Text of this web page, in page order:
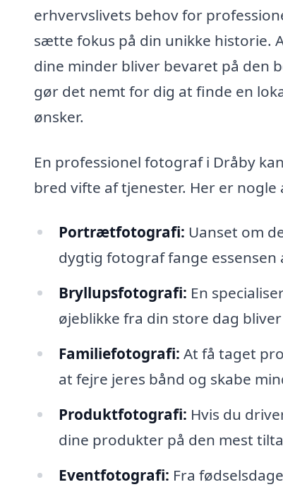
erhvervslivets behov for
sætte fokus på din unikke historie.
dine minder bliver bevaret på den
gør det nemt for dig at finde en
ønsker.
En professionel fotograf i Dråby
bred vifte af tjenester. Her er
Portrætfotografi: Uanset om
dygtig fotograf fange
Bryllupsfotografi: En
øjeblikke fra din store dag
Familiefotografi: At få taget
at fejre jeres bånd og skabe
Produktfotografi: Hvis du
dine produkter på den mest
Eventfotografi: Fra